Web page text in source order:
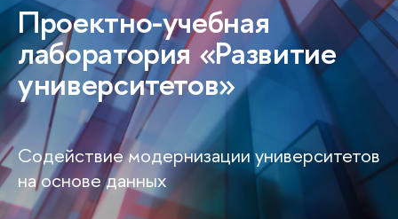
Проектно-учебная
лаборатория «Развитие
университетов»
Содействие модернизации университетов
на основе данных